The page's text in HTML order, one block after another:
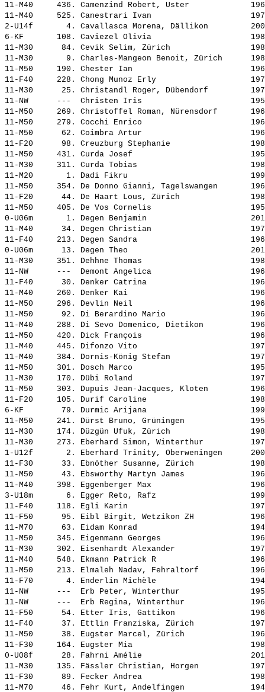
11-M40     436. Camenzind Robert, Uster
11-M40     525. Canestrari Ivan
2-U14f       4. Cavallasca Morena, Dällikon
6-KF       108. Caviezel Olivia
11-M30      84. Cevik Selim, Zürich
11-M30       9. Charles-Mangeon Benoit, Zürich
11-M50     190. Chester Ian
11-F40     228. Chong Munoz Erly
11-M30      25. Christandl Roger, Dübendorf
11-NW      --- Christen Iris
11-M50     269. Christoffel Roman, Nürensdorf
11-M50     279. Cocchi Enrico
11-M50      62. Coimbra Artur
11-F20      98. Creuzburg Stephanie
11-M50     431. Curda Josef
11-M30     311. Curda Tobias
11-M20       1. Dadi Fikru
11-M50     354. De Donno Gianni, Tagelswangen
11-F20      44. De Haart Lous, Zürich
11-M50     405. De Vos Cornelis
0-U06m       1. Degen Benjamin
11-M40      34. Degen Christian
11-F40     213. Degen Sandra
0-U06m      13. Degen Theo
11-M30     351. Dehhne Thomas
11-NW      --- Demont Angelica
11-F40      30. Denker Catrina
11-M40     260. Denker Kai
11-M50     296. Devlin Neil
11-M50      92. Di Berardino Mario
11-M40     288. Di Sevo Domenico, Dietikon
11-M50     420. Dick François
11-M40     445. Difonzo Vito
11-M40     384. Dornis-König Stefan
11-M50     301. Dosch Marco
11-M30     170. Dübi Roland
11-M50     303. Dupuis Jean-Jacques, Kloten
11-F20     105. Durif Caroline
6-KF        79. Durmic Arijana
11-M50     241. Dürst Bruno, Grüningen
11-M30     174. Düzgün Ufuk, Zürich
11-M30     273. Eberhard Simon, Winterthur
1-U12f       2. Eberhard Trinity, Oberweningen
11-F30      33. Ebnöther Susanne, Zürich
11-M50      43. Ebsworthy Martyn James
11-M40     398. Eggenberger Max
3-U18m       6. Egger Reto, Rafz
11-F40     118. Egli Karin
11-F50      95. Eibl Birgit, Wetzikon ZH
11-M70      63. Eidam Konrad
11-M50     345. Eigenmann Georges
11-M30     302. Eisenhardt Alexander
11-M40     548. Ekmann Patrick R
11-M50     213. Elmaleh Nadav, Fehraltorf
11-F70       4. Enderlin Michèle
11-NW      --- Erb Peter, Winterthur
11-NW      --- Erb Regina, Winterthur
11-F50      54. Etter Iris, Gattikon
11-F40      37. Ettlin Franziska, Zürich
11-M50      38. Eugster Marcel, Zürich
11-F30     164. Eugster Mia
0-U08f      28. Fahrni Amélie
11-M30     135. Fässler Christian, Horgen
11-F30      89. Fecker Andrea
11-M70      46. Fehr Kurt, Andelfingen